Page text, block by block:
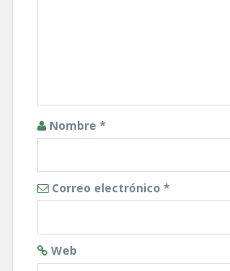
Nombre *
Correo electrónico *
Web